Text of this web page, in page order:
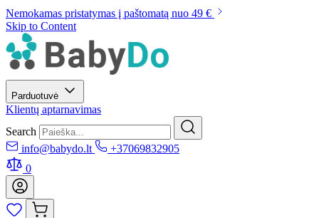
Nemokamas pristatymas į paštomatą nuo 49 €
Skip to Content
Parduotuvė
Klientų aptarnavimas
Search
info@babydo.lt
+37069832905
0